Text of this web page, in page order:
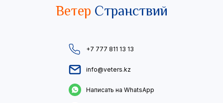
Ветер Странствий
+7 777 811 13 13
info@veters.kz
Написать на WhatsApp